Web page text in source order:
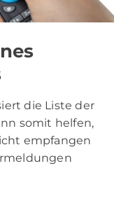
die Liste der
somit helfen,
empfangen